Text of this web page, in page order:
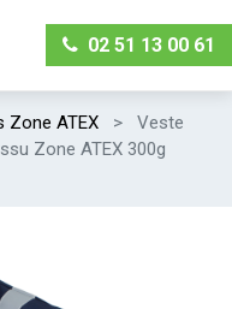
02 51 13 00 61
Zone ATEX
Veste
Zone ATEX 300g